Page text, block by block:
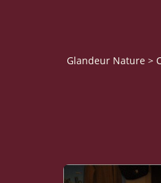
Glandeur Nature >